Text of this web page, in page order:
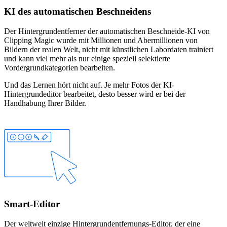
KI des automatischen Beschneidens
Der Hintergrundentferner der automatischen Beschneide-KI von
Clipping Magic wurde mit Millionen und Abermillionen von
Bildern der realen Welt, nicht mit künstlichen Labordaten trainiert
und kann viel mehr als nur einige speziell selektierte
Vordergrundkategorien bearbeiten.
Und das Lernen hört nicht auf. Je mehr Fotos der KI-
Hintergrundeditor bearbeitet, desto besser wird er bei der
Handhabung Ihrer Bilder.
Smart-Editor
Der weltweit einzige Hintergrundentfernungs-Editor, der eine